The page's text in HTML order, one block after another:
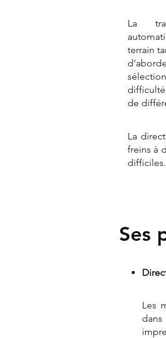
La
terrain
de
La
freins à
Ses
Les